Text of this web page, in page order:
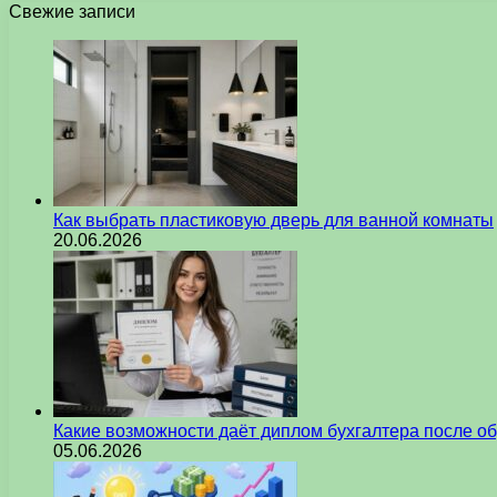
Свежие записи
Как выбрать пластиковую дверь для ванной комнаты
20.06.2026
Какие возможности даёт диплом бухгалтера после
05.06.2026